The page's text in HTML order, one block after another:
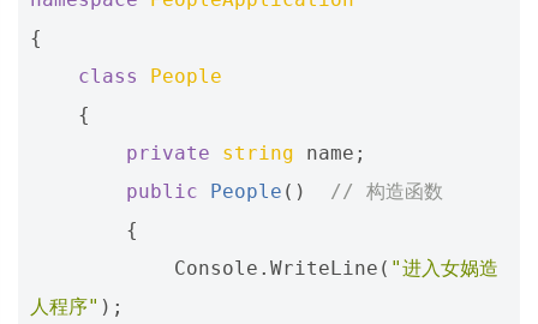
{
class
People
{
private
string name ;
public
People ()
// 构造函数
{
Console . WriteLine ( "进入女娲造
人程序" );